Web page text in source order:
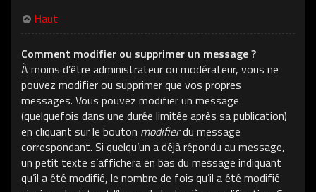
Haut
Comment modifier ou supprimer un message ?
À moins d’être administrateur ou modérateur, vous ne
pouvez modifier ou supprimer que vos propres
messages. Vous pouvez modifier un message
(quelquefois dans une durée limitée après sa publication)
en cliquant sur le bouton modifierdu message
correspondant. Si quelqu’un a déjà répondu au message,
un petit texte s’affichera en bas du message indiquant
qu’il a été modifié, le nombre de fois qu’il a été modifié